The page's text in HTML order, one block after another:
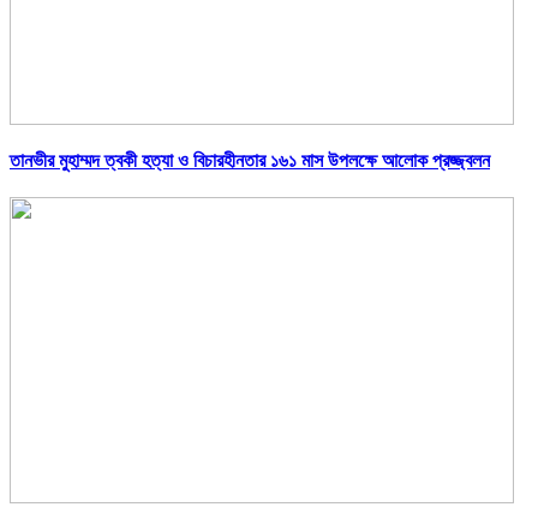
তানভীর মুহাম্মদ ত্বকী হত্যা ও বিচারহীনতার ১৬১ মাস উপলক্ষে আলোক প্রজ্জ্বলন